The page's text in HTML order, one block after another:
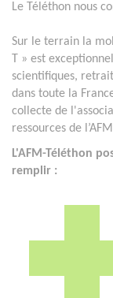
Le Téléthon nous
Sur le terrain la
T » est
scientifiques,
dans toute la
collecte de
ressources de
L'AFM-Téléthon
remplir :